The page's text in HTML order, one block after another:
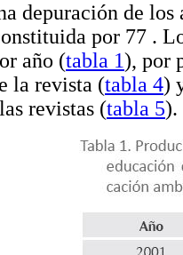
depuración de
por 77 .
año (tabla 1), por
la revista (tabla 4)
revistas (tabla 5).